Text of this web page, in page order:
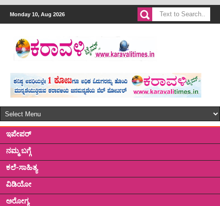
Monday 10, Aug 2026
ಇಪೇಪರ್
ನಮ್ಮ ಬಗ್ಗೆ
ಕಲೆ-ಸಾಹಿತ್ಯ
ವಿಡಿಯೋ
ಅರೋಗ್ಯ